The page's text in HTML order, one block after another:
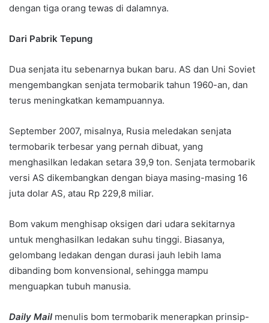
dengan tiga orang tewas di dalamnya.
Dari Pabrik Tepung
Dua senjata itu sebenarnya bukan baru. AS dan Uni Soviet
mengembangkan senjata termobarik tahun 1960-an, dan
terus meningkatkan kemampuannya.
September 2007, misalnya, Rusia meledakan senjata
termobarik terbesar yang pernah dibuat, yang
menghasilkan ledakan setara 39,9 ton. Senjata termobarik
versi AS dikembangkan dengan biaya masing-masing 16
juta dolar AS, atau Rp 229,8 miliar.
Bom vakum menghisap oksigen dari udara sekitarnya
untuk menghasilkan ledakan suhu tinggi. Biasanya,
gelombang ledakan dengan durasi jauh lebih lama
dibanding bom konvensional, sehingga mampu
menguapkan tubuh manusia.
Daily Mail menulis bom termobarik menerapkan prinsip-